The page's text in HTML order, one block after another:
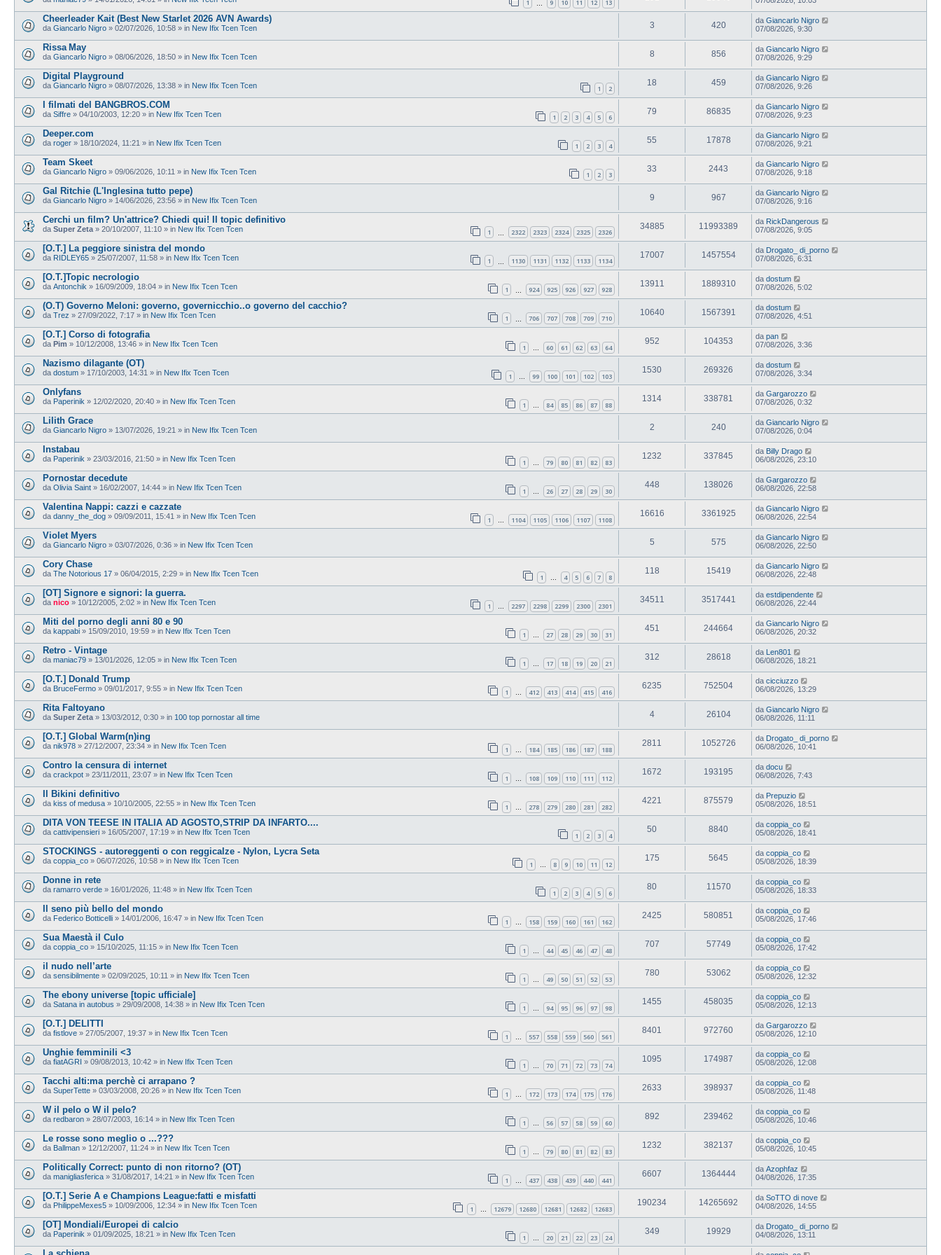
1 9 10 11 12 13
Cheerleader Kait (Best New Starlet 2026 AVN Awards)
da Giancarlo Nigro » 02/07/2026, 10:58 » in New Ifix Tcen Tcen 3 420 da Giancarlo Nigro
07/08/2026, 9:30
Rissa May
da Giancarlo Nigro » 08/06/2026, 18:50 » in New Ifix Tcen Tcen 8 856 da Giancarlo Nigro
07/08/2026, 9:29
Digital Playground
da Giancarlo Nigro » 08/07/2026, 13:38 » in New Ifix Tcen Tcen 1 2
18 459 da Giancarlo Nigro
07/08/2026, 9:26
I filmati del BANGBROS.COM
da Siffre » 04/10/2003, 12:20 » in New Ifix Tcen Tcen 1 2 3 4 5 6
79 86835 da Giancarlo Nigro
07/08/2026, 9:23
Deeper.com
da roger » 18/10/2024, 11:21 » in New Ifix Tcen Tcen 1 2 3 4
55 17878 da Giancarlo Nigro
07/08/2026, 9:21
Team Skeet
da Giancarlo Nigro » 09/06/2026, 10:11 » in New Ifix Tcen Tcen 1 2 3
33 2443 da Giancarlo Nigro
07/08/2026, 9:18
Gal Ritchie (L'Inglesina tutto pepe)
da Giancarlo Nigro » 14/06/2026, 23:56 » in New Ifix Tcen Tcen 9 967 da Giancarlo Nigro
07/08/2026, 9:16
Cerchi un film? Un'attrice? Chiedi qui! Il topic definitivo
da Super Zeta » 20/10/2007, 11:10 » in New Ifix Tcen Tcen 1 2322 2323 2324 2325 2326
34885 11993389 da RickDangerous
07/08/2026, 9:05
[O.T.] La peggiore sinistra del mondo
da RIDLEY65 » 25/07/2007, 11:58 » in New Ifix Tcen Tcen 1 1130 1131 1132 1133 1134
17007 1457554 da Drogato_ di_porno
07/08/2026, 6:31
[O.T.]Topic necrologio
da Antonchik » 16/09/2009, 18:04 » in New Ifix Tcen Tcen 1 924 925 926 927 928
13911 1889310 da dostum
07/08/2026, 5:02
(O.T) Governo Meloni: governo, governicchio..o governo del cacchio?
da Trez » 27/09/2022, 7:17 » in New Ifix Tcen Tcen 1 706 707 708 709 710
10640 1567391 da dostum
07/08/2026, 4:51
[O.T.] Corso di fotografia
da Pim » 10/12/2008, 13:46 » in New Ifix Tcen Tcen 1 60 61 62 63 64
952 104353 da pan
07/08/2026, 3:36
Nazismo dilagante (OT)
da dostum » 17/10/2003, 14:31 » in New Ifix Tcen Tcen 1 99 100 101 102 103
1530 269326 da dostum
07/08/2026, 3:34
Onlyfans
da Paperinik » 12/02/2020, 20:40 » in New Ifix Tcen Tcen 1 84 85 86 87 88
1314 338781 da Gargarozzo
07/08/2026, 0:32
Lilith Grace
da Giancarlo Nigro » 13/07/2026, 19:21 » in New Ifix Tcen Tcen 2 240 da Giancarlo Nigro
07/08/2026, 0:04
Instabau
da Paperinik » 23/03/2016, 21:50 » in New Ifix Tcen Tcen 1 … 79 80 81 82 83
1232 337845 da Billy Drago
06/08/2026, 23:10
Pornostar decedute
da Olivia Saint » 16/02/2007, 14:44 » in New Ifix Tcen Tcen 1 … 26 27 28 29 30
448 138026 da Gargarozzo
06/08/2026, 22:58
Valentina Nappi: cazzi e cazzate
da danny_the_dog » 09/09/2011, 15:41 » in New Ifix Tcen Tcen 1 … 1104 1105 1106 1107 1108
16616 3361925 da Giancarlo Nigro
06/08/2026, 22:54
Violet Myers
da Giancarlo Nigro » 03/07/2026, 0:36 » in New Ifix Tcen Tcen 5 575 da Giancarlo Nigro
06/08/2026, 22:50
Cory Chase
da The Notorious 17 » 06/04/2015, 2:29 » in New Ifix Tcen Tcen 1 … 4 5 6 7 8
118 15419 da Giancarlo Nigro
06/08/2026, 22:48
[OT] Signore e signori: la guerra.
da nico » 10/12/2005, 2:02 » in New Ifix Tcen Tcen 1 … 2297 2298 2299 2300 2301
34511 3517441 da estdipendente
06/08/2026, 22:44
Miti del porno degli anni 80 e 90
da kappabi » 15/09/2010, 19:59 » in New Ifix Tcen Tcen 1 … 27 28 29 30 31
451 244664 da Giancarlo Nigro
06/08/2026, 20:32
Retro - Vintage
da maniac79 » 13/01/2026, 12:05 » in New Ifix Tcen Tcen 1 … 17 18 19 20 21
312 28618 da Len801
06/08/2026, 18:21
[O.T.] Donald Trump
da BruceFermo » 09/01/2017, 9:55 » in New Ifix Tcen Tcen 1 … 412 413 414 415 416
6235 752504 da cicciuzzo
06/08/2026, 13:29
Rita Faltoyano
da Super Zeta » 13/03/2012, 0:30 » in 100 top pornostar all time 4 26104 da Giancarlo Nigro
06/08/2026, 11:11
[O.T.] Global Warm(n)ing
da nik978 » 27/12/2007, 23:34 » in New Ifix Tcen Tcen 1 … 184 185 186 187 188
2811 1052726 da Drogato_ di_porno
06/08/2026, 10:41
Contro la censura di internet
da crackpot » 23/11/2011, 23:07 » in New Ifix Tcen Tcen 1 … 108 109 110 111 112
1672 193195 da docu
06/08/2026, 7:43
Il Bikini definitivo
da kiss of medusa » 10/10/2005, 22:55 » in New Ifix Tcen Tcen 1 … 278 279 280 281 282
4221 875579 da Prepuzio
05/08/2026, 18:51
DITA VON TEESE IN ITALIA AD AGOSTO,STRIP DA INFARTO....
da cattivipensieri » 16/05/2007, 17:19 » in New Ifix Tcen Tcen 1 2 3 4
50 8840 da coppia_co
05/08/2026, 18:41
STOCKINGS - autoreggenti o con reggicalze - Nylon, Lycra Seta
da coppia_co » 06/07/2026, 10:58 » in New Ifix Tcen Tcen 1 … 8 9 10 11 12
175 5645 da coppia_co
05/08/2026, 18:39
Donne in rete
da ramarro verde » 16/01/2026, 11:48 » in New Ifix Tcen Tcen 1 2 3 4 5 6
80 11570 da coppia_co
05/08/2026, 18:33
Il seno più bello del mondo
da Federico Botticelli » 14/01/2006, 16:47 » in New Ifix Tcen Tcen 1 … 158 159 160 161 162
2425 580851 da coppia_co
05/08/2026, 17:46
Sua Maestà il Culo
da coppia_co » 15/10/2025, 11:15 » in New Ifix Tcen Tcen 1 … 44 45 46 47 48
707 57749 da coppia_co
05/08/2026, 17:42
il nudo nell’arte
da sensibilmente » 02/09/2025, 10:11 » in New Ifix Tcen Tcen 1 … 49 50 51 52 53
780 53062 da coppia_co
05/08/2026, 12:32
The ebony universe [topic ufficiale]
da Satana in autobus » 29/09/2008, 14:38 » in New Ifix Tcen Tcen 1 … 94 95 96 97 98
1455 458035 da coppia_co
05/08/2026, 12:13
[O.T.] DELITTI
da fistlove » 27/05/2007, 19:37 » in New Ifix Tcen Tcen 1 … 557 558 559 560 561
8401 972760 da Gargarozzo
05/08/2026, 12:10
Unghie femminili <3
da fiatAGRI » 09/08/2013, 10:42 » in New Ifix Tcen Tcen 1 … 70 71 72 73 74
1095 174987 da coppia_co
05/08/2026, 12:08
Tacchi alti:ma perchè ci arrapano ?
da SuperTette » 03/03/2008, 20:26 » in New Ifix Tcen Tcen 1 … 172 173 174 175 176
2633 398937 da coppia_co
05/08/2026, 11:48
W il pelo o W il pelo?
da redbaron » 28/07/2003, 16:14 » in New Ifix Tcen Tcen 1 … 56 57 58 59 60
892 239462 da coppia_co
05/08/2026, 10:46
Le rosse sono meglio o ...???
da Ballman » 12/12/2007, 11:24 » in New Ifix Tcen Tcen 1 … 79 80 81 82 83
1232 382137 da coppia_co
05/08/2026, 10:45
Politically Correct: punto di non ritorno? (OT)
da manigliasferica » 31/08/2017, 14:21 » in New Ifix Tcen Tcen 1 … 437 438 439 440 441
6607 1364444 da Azophfaz
04/08/2026, 17:35
[O.T.] Serie A e Champions League:fatti e misfatti
da PhilippeMexes5 » 10/09/2006, 12:34 » in New Ifix Tcen Tcen 1 … 12679 12680 12681 12682 12683
190234 14265692 da SoTTO di nove
04/08/2026, 14:55
[OT] Mondiali/Europei di calcio
da Paperinik » 01/09/2025, 18:21 » in New Ifix Tcen Tcen 1 … 20 21 22 23 24
349 19929 da Drogato_ di_porno
04/08/2026, 13:11